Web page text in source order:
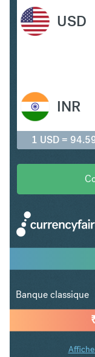
USD
INR
1 USD =
Banque classique